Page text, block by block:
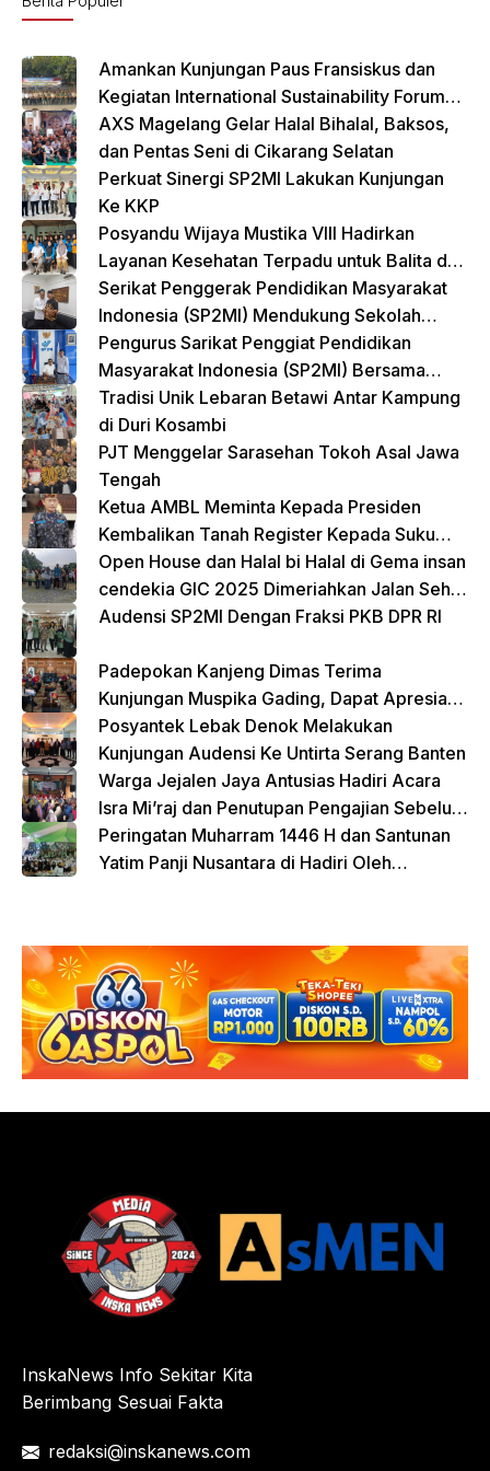
o
k
Amankan Kunjungan Paus Fransiskus dan
Kegiatan International Sustainability Forum
(ISF) 2024 TNI-Polri Gelar Apel Pasukan
Gabungan
AXS Magelang Gelar Halal Bihalal, Baksos,
dan Pentas Seni di Cikarang Selatan
Perkuat Sinergi SP2MI Lakukan Kunjungan
Ke KKP
Posyandu Wijaya Mustika VIII Hadirkan
Layanan Kesehatan Terpadu untuk Balita dan
Lansia
Serikat Penggerak Pendidikan Masyarakat
Indonesia (SP2MI) Mendukung Sekolah
Rakyat yang Digagas oleh Kemensos
Pengurus Sarikat Penggiat Pendidikan
Masyarakat Indonesia (SP2MI) Bersama
Nusadaya Akademik Kunjungi Kementerian
BP2MI
Tradisi Unik Lebaran Betawi Antar Kampung
di Duri Kosambi
PJT Menggelar Sarasehan Tokoh Asal Jawa
Tengah
Ketua AMBL Meminta Kepada Presiden
Kembalikan Tanah Register Kepada Suku
Lampung
Open House dan Halal bi Halal di Gema insan
cendekia GIC 2025 Dimeriahkan Jalan Sehat
dan Bazar Kreatif
Audensi SP2MI Dengan Fraksi PKB DPR RI
Padepokan Kanjeng Dimas Terima
Kunjungan Muspika Gading, Dapat Apresiasi
atas Kontribusi Sosial dan Keagamaan
Posyantek Lebak Denok Melakukan
Kunjungan Audensi Ke Untirta Serang Banten
Warga Jejalen Jaya Antusias Hadiri Acara
Isra Mi’raj dan Penutupan Pengajian Sebelum
Ramadhan
Peringatan Muharram 1446 H dan Santunan
Yatim Panji Nusantara di Hadiri Oleh
InskaNews Info Sekitar Kita
Berimbang Sesuai Fakta
redaksi@inskanews.com